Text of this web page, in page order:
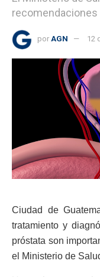
recomendaciones
por AGN 12
Ciudad de
tratamiento y
próstata son
el Ministerio de